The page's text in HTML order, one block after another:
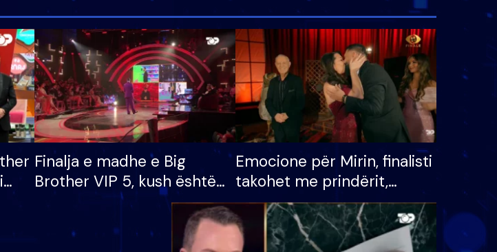
Finalja e madhe e Big
Brother VIP 5, kush është
banori i parë që lë shtëpinë
dhe humb mundësinë për
të fituar çmimin e madh
Emocione për Mirin, finalisti
takohet me prindërit,
vajzën dhe bashkëshorten:
S’kemi ndonjë letër divorci
apo jo?